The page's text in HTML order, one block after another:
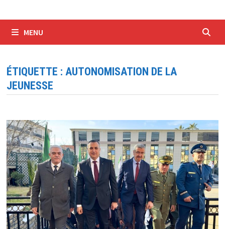
MENU
ÉTIQUETTE : AUTONOMISATION DE LA
JEUNESSE